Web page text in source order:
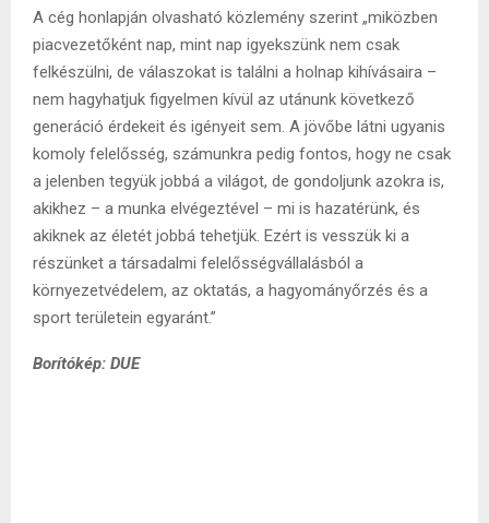
A cég honlapján olvasható közlemény szerint „miközben
piacvezetőként nap, mint nap igyekszünk nem csak
felkészülni, de válaszokat is találni a holnap kihívásaira –
nem hagyhatjuk figyelmen kívül az utánunk következő
generáció érdekeit és igényeit sem. A jövőbe látni ugyanis
komoly felelősség, számunkra pedig fontos, hogy ne csak
a jelenben tegyük jobbá a világot, de gondoljunk azokra is,
akikhez – a munka elvégeztével – mi is hazatérünk, és
akiknek az életét jobbá tehetjük. Ezért is vesszük ki a
részünket a társadalmi felelősségvállalásból a
környezetvédelem, az oktatás, a hagyományőrzés és a
sport területein egyaránt.”
Borítókép: DUE